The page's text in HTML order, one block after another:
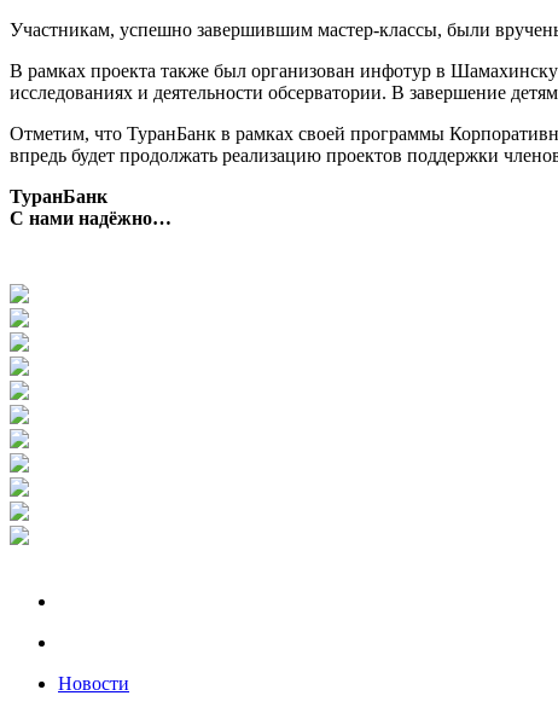
Участникам, успешно завершившим мастер-классы, были
В рамках проекта также был организован инфотур в
исследованиях и деятельности обсерватории. В завершение
Отметим, что ТуранБанк в рамках своей программы
впредь будет продолжать реализацию проектов поддержки
ТуранБанк
С нами надёжно…
Новости